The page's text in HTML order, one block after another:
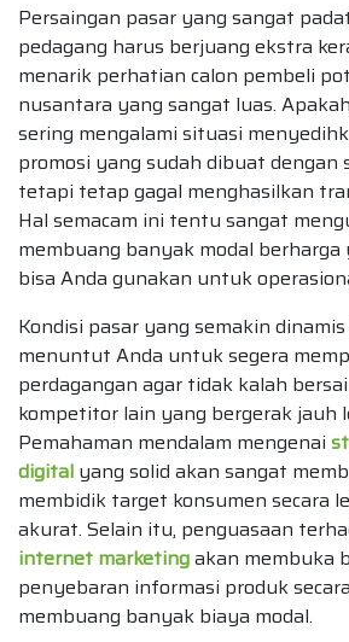
Persaingan pasar yang sangat
pedagang harus berjuang ekstra
menarik perhatian calon pembeli
nusantara yang sangat luas.
sering mengalami situasi
promosi yang sudah dibuat dengan
tetapi tetap gagal menghasilkan
Hal semacam ini tentu sangat
membuang banyak modal
bisa Anda gunakan untuk
Kondisi pasar yang semakin
menuntut Anda untuk segera
perdagangan agar tidak kalah
kompetitor lain yang bergerak jauh
Pemahaman mendalam mengenai
digital yang solid akan sangat
membidik target konsumen secara
akurat. Selain itu, penguasaan
internet marketingakan membuka
penyebaran informasi produk
membuang banyak biaya modal.